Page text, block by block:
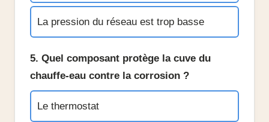
La pression du réseau est trop basse
5. Quel composant protège la cuve du
chauffe-eau contre la corrosion ?
Le thermostat